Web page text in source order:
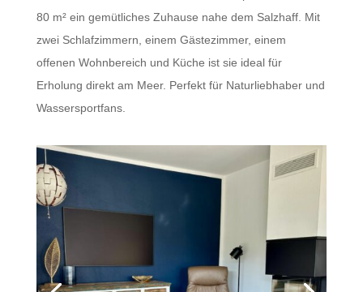
80 m² ein gemütliches Zuhause nahe dem Salzhaff. Mit
zwei Schlafzimmern, einem Gästezimmer, einem
offenen Wohnbereich und Küche ist sie ideal für
Erholung direkt am Meer. Perfekt für Naturliebhaber und
Wassersportfans.